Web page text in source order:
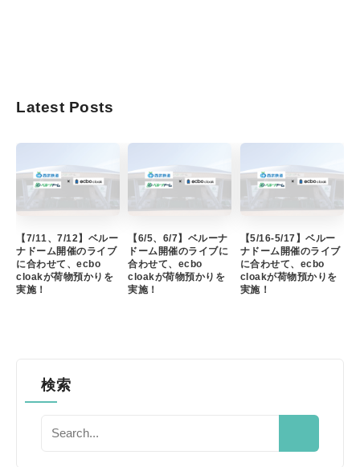
Latest Posts
【7/11、7/12】ベルー
ナドーム開催のライブ
に合わせて、ecbo
cloakが荷物預かりを
実施！
【6/5、6/7】ベルーナ
ドーム開催のライブに
合わせて、ecbo
cloakが荷物預かりを
実施！
【5/16-5/17】ベルー
ナドーム開催のライブ
に合わせて、ecbo
cloakが荷物預かりを
実施！
検索